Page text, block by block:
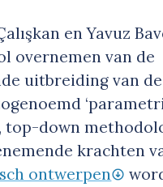
en Yavuz
overnemen van de
uitbreiding van de
top-down
krachten
ontwerpen